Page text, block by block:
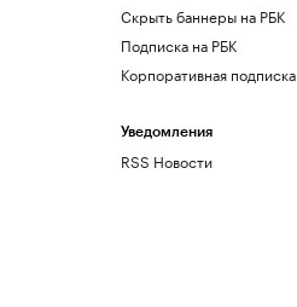
Скрыть баннеры на РБК
Подписка на РБК
Корпоративная подписка
Уведомления
RSS Новости